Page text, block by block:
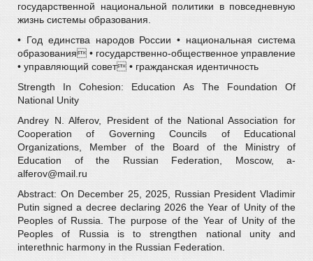
государственной национальной политики в повседневную
жизнь системы образования.
• Год единства народов России • национальная система
образования • государственно-общественное управление
• управляющий совет • гражданская идентичность
Strength In Cohesion: Education As The Foundation Of
National Unity
Andrey N. Alferov, President of the National Association for
Cooperation of Governing Councils of Educational
Organizations, Member of the Board of the Ministry of
Education of the Russian Federation, Moscow, a-
alferov@mail.ru
Abstract: On December 25, 2025, Russian President Vladimir
Putin signed a decree declaring 2026 the Year of Unity of the
Peoples of Russia. The purpose of the Year of Unity of the
Peoples of Russia is to strengthen national unity and
interethnic harmony in the Russian Federation.